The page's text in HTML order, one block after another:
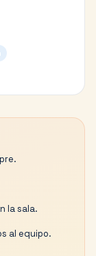
la sala.
al equipo.